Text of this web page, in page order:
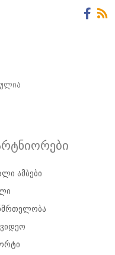
ამბები
ვიდეო